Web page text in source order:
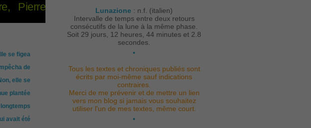
Pierre
se figea
de
elle se
plantée
avait été
Lunazione : n.f. (italien)
Intervalle de temps entre deux retours
consécutifs de la lune à la même phase.
Soit 29 jours, 12 heures, 44 minutes et 2.8
secondes.
•
Tous les textes et chroniques publiés sont
écrits par moi-même sauf indications
contraires.
Merci de me prévenir et de mettre un lien
vers mon blog si jamais vous souhaitez
utiliser l'un de mes textes, même court.
•